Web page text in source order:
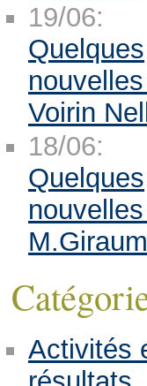
19/06:
Quelques
Voirin
18/06:
Quelques
Activités